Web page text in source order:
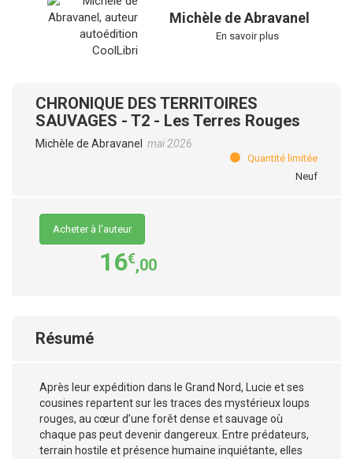
Michèle de Abravanel
En savoir plus
CHRONIQUE DES TERRITOIRES
SAUVAGES - T2 - Les Terres Rouges
Michèle de Abravanel mai 2026
Quantité limitée
Neuf
Acheter à l’auteur
16€,00
Résumé
Après leur expédition dans le Grand Nord, Lucie et ses
cousines repartent sur les traces des mystérieux loups
rouges, au cœur d’une forêt dense et sauvage où
chaque pas peut devenir dangereux. Entre prédateurs,
terrain hostile et présence humaine inquiétante, elles